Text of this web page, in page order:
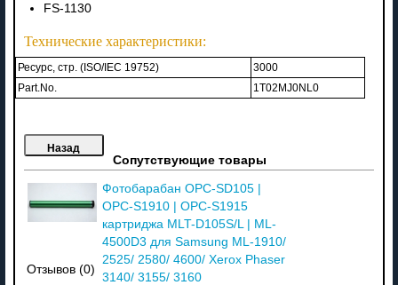
FS-1130
Технические характеристики:
Ресурс, стр. (ISO/IEC 19752)
3000
Part.No.
1T02MJ0NL0
Сопутствующие товары
Отзывов (0)
Фотобарабан OPC-SD105 |
OPC-S1910 | OPC-S1915
картриджа MLT-D105S/L | ML-
4500D3 для Samsung ML-1910/
2525/ 2580/ 4600/ Xerox Phaser
3140/ 3155/ 3160